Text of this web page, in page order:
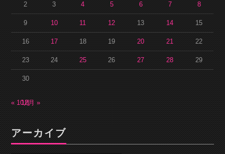
2 3 4 5 6 7 8
9 10 11 12 13 14 15
16 17 18 19 20 21 22
23 24 25 26 27 28 29
30
« 10月12月 »
アーカイブ